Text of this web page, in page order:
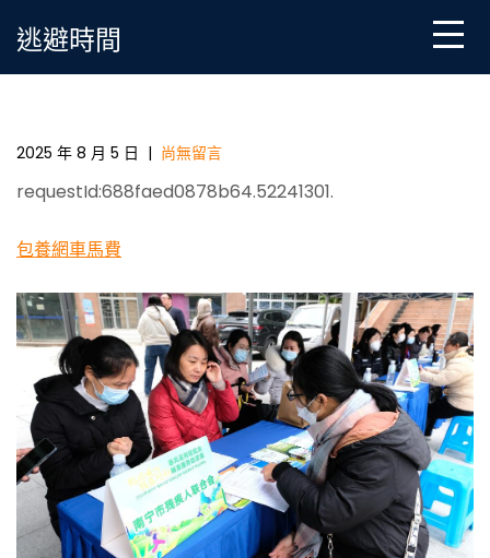
逃避時間
一包養網春風送崗促就業_中國網
2025 年 8 月 5 日 | 尚無留言
requestId:688faed0878b64.52241301.
包養網車馬費